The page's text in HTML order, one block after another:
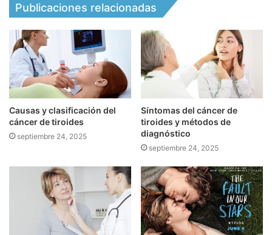
Publicaciones relacionadas
Causas y clasificación del
cáncer de tiroides
septiembre 24, 2025
Síntomas del cáncer de
tiroides y métodos de
diagnóstico
septiembre 24, 2025